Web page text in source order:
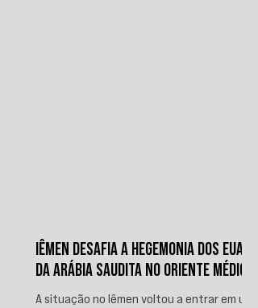
IÊMEN DESAFIA A HEGEMONIA DOS EUA E
DA ARÁBIA SAUDITA NO ORIENTE MÉDIO
A situação no Iêmen voltou a entrar em uma